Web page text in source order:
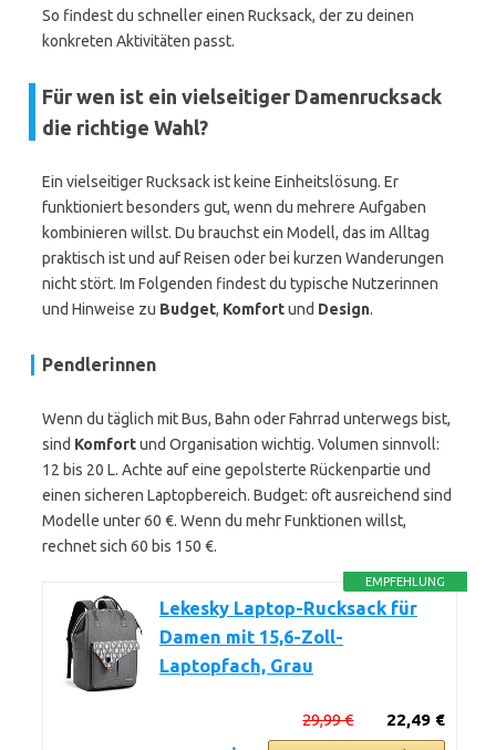
So findest du schneller einen Rucksack, der zu deinen
konkreten Aktivitäten passt.
Für wen ist ein vielseitiger Damenrucksack
die richtige Wahl?
Ein vielseitiger Rucksack ist keine Einheitslösung. Er
funktioniert besonders gut, wenn du mehrere Aufgaben
kombinieren willst. Du brauchst ein Modell, das im Alltag
praktisch ist und auf Reisen oder bei kurzen Wanderungen
nicht stört. Im Folgenden findest du typische Nutzerinnen
und Hinweise zu Budget, Komfortund Design.
Pendlerinnen
Wenn du täglich mit Bus, Bahn oder Fahrrad unterwegs bist,
sind Komfortund Organisation wichtig. Volumen sinnvoll:
12 bis 20 L. Achte auf eine gepolsterte Rückenpartie und
einen sicheren Laptopbereich. Budget: oft ausreichend sind
Modelle unter 60 €. Wenn du mehr Funktionen willst,
rechnet sich 60 bis 150 €.
EMPFEHLUNG
Lekesky Laptop-Rucksack für
Damen mit 15,6-Zoll-
Laptopfach, Grau
22,49 €
29,99 €